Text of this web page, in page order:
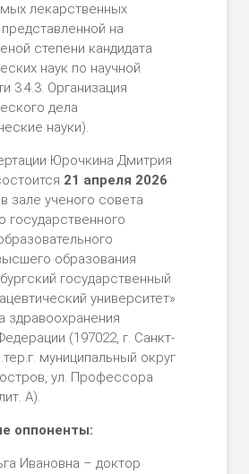
лекарственных
на
степени кандидата
наук по научной
3.4.3. Организация
дела
науки).
Юрочкина Дмитрия
21 апреля 2026
в зале ученого совета
государственного
образования
государственный
университет»
здравоохранения
(197022, г. Санкт-
муниципальный округ
ул. Профессора
А).
оппоненты:
Ивановна – доктор